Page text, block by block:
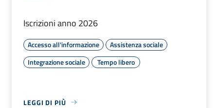
Iscrizioni anno 2026
Accesso all'informazione
Assistenza sociale
Integrazione sociale
Tempo libero
LEGGI DI PIÙ